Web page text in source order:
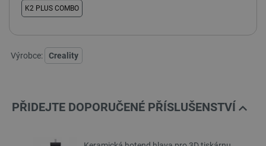
K2 PLUS COMBO
Výrobce: Creality
PŘIDEJTE DOPORUČENÉ PŘÍSLUŠENSTVÍ